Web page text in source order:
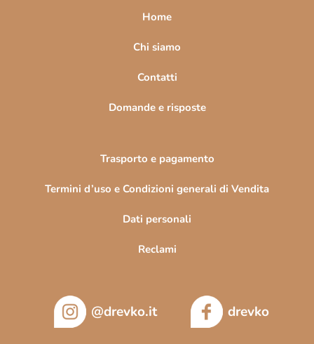
Home
Chi siamo
Contatti
Domande e risposte
Trasporto e pagamento
Termini d’uso e Condizioni generali di Vendita
Dati personali
Reclami
@drevko.it drevko